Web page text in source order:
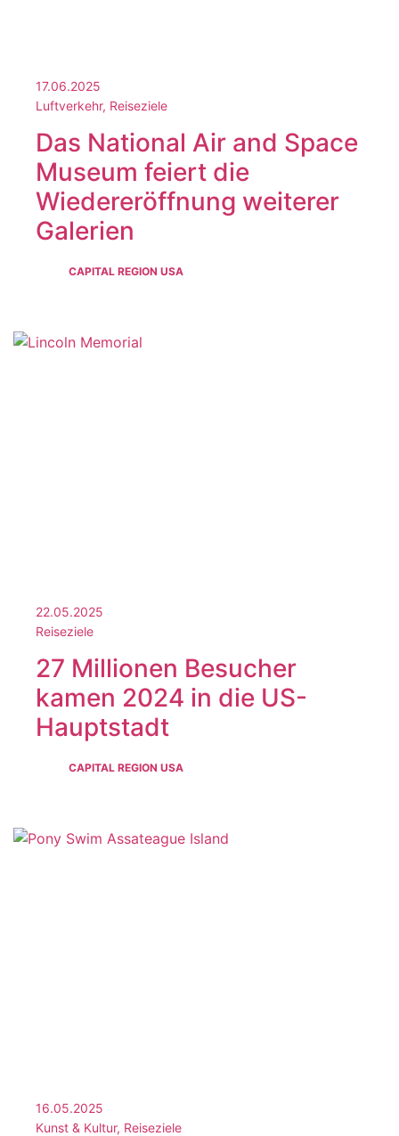
17.06.2025
Luftverkehr, Reiseziele
Das National Air and Space
Museum feiert die
Wiedereröffnung weiterer
Galerien
CAPITAL REGION USA
22.05.2025
Reiseziele
27 Millionen Besucher
kamen 2024 in die US-
Hauptstadt
CAPITAL REGION USA
16.05.2025
Kunst & Kultur, Reiseziele